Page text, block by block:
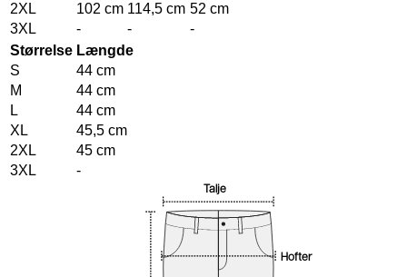
2XL
102 cm 114,5 cm 52 cm
3XL
- -
-
Størrelse Længde
S
44 cm
M
44 cm
L
44 cm
XL
45,5 cm
2XL
45 cm
3XL
-
Talje
Hofter